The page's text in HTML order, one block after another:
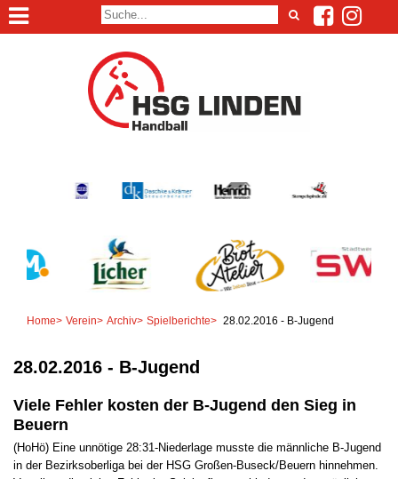
Home> Verein> Archiv> Spielberichte> 28.02.2016 - B-Jugend
28.02.2016 - B-Jugend
Viele Fehler kosten der B-Jugend den Sieg in
Beuern
(HoHö) Eine unnötige 28:31-Niederlage musste die männliche B-Jugend
in der Bezirksoberliga bei der HSG Großen-Buseck/Beuern hinnehmen.